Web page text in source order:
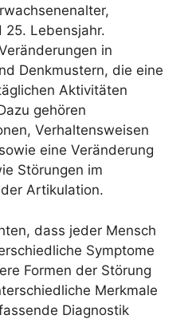
25. Lebensjahr.
in
Denkmustern, die eine
Aktivitäten
gehören
Verhaltensweisen
eine Veränderung
Störungen im
Artikulation.
dass jeder Mensch
Symptome
Formen der Störung
Merkmale
Diagnostik